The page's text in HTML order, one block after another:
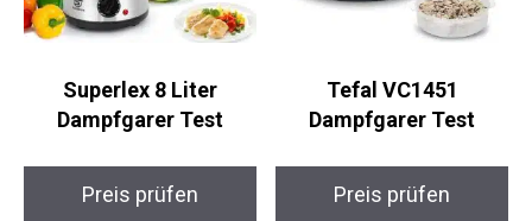
Superlex 8 Liter
Dampfgarer Test
Preis prüfen
Tefal VC1451
Dampfgarer Test
Preis prüfen